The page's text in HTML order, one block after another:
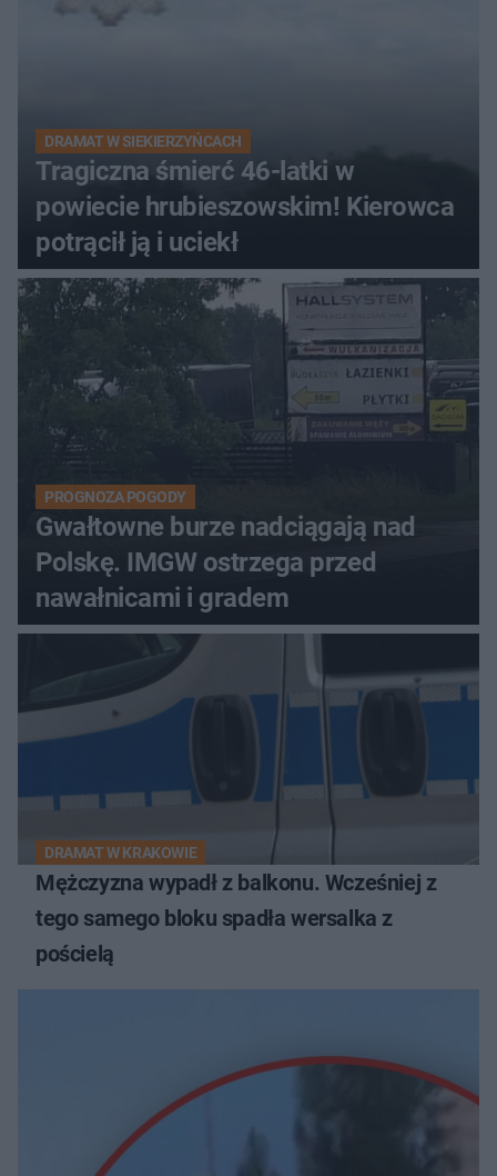
DRAMAT W SIEKIERZYŃCACH
Tragiczna śmierć 46-latki w
powiecie hrubieszowskim! Kierowca
potrącił ją i uciekł
PROGNOZA POGODY
Gwałtowne burze nadciągają nad
Polskę. IMGW ostrzega przed
nawałnicami i gradem
DRAMAT W KRAKOWIE
Mężczyzna wypadł z balkonu. Wcześniej z
tego samego bloku spadła wersalka z
pościelą